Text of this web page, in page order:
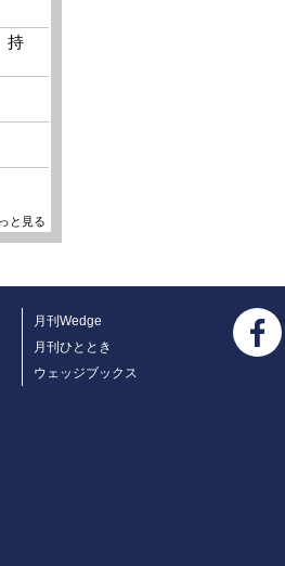
持
と見る
月刊Wedge
月刊ひととき
ウェッジブックス